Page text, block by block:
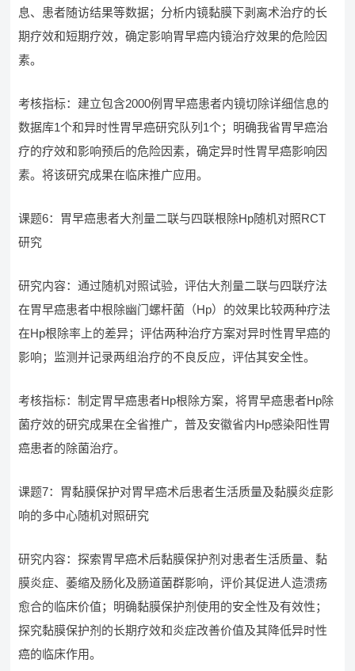
息、患者随访结果等数据；分析内镜黏膜下剥离术治疗的长
期疗效和短期疗效，确定影响胃早癌内镜治疗效果的危险因
素。
考核指标：建立包含2000例胃早癌患者内镜切除详细信息的
数据库1个和异时性胃早癌研究队列1个；明确我省胃早癌治
疗的疗效和影响预后的危险因素，确定异时性胃早癌影响因
素。将该研究成果在临床推广应用。
课题6：胃早癌患者大剂量二联与四联根除Hp随机对照RCT
研究
研究内容：通过随机对照试验，评估大剂量二联与四联疗法
在胃早癌患者中根除幽门螺杆菌（Hp）的效果比较两种疗法
在Hp根除率上的差异；评估两种治疗方案对异时性胃早癌的
影响；监测并记录两组治疗的不良反应，评估其安全性。
考核指标：制定胃早癌患者Hp根除方案，将胃早癌患者Hp除
菌疗效的研究成果在全省推广，普及安徽省内Hp感染阳性胃
癌患者的除菌治疗。
课题7：胃黏膜保护对胃早癌术后患者生活质量及黏膜炎症影
响的多中心随机对照研究
研究内容：探索胃早癌术后黏膜保护剂对患者生活质量、黏
膜炎症、萎缩及肠化及肠道菌群影响，评价其促进人造溃疡
愈合的临床价值；明确黏膜保护剂使用的安全性及有效性；
探究黏膜保护剂的长期疗效和炎症改善价值及其降低异时性
癌的临床作用。